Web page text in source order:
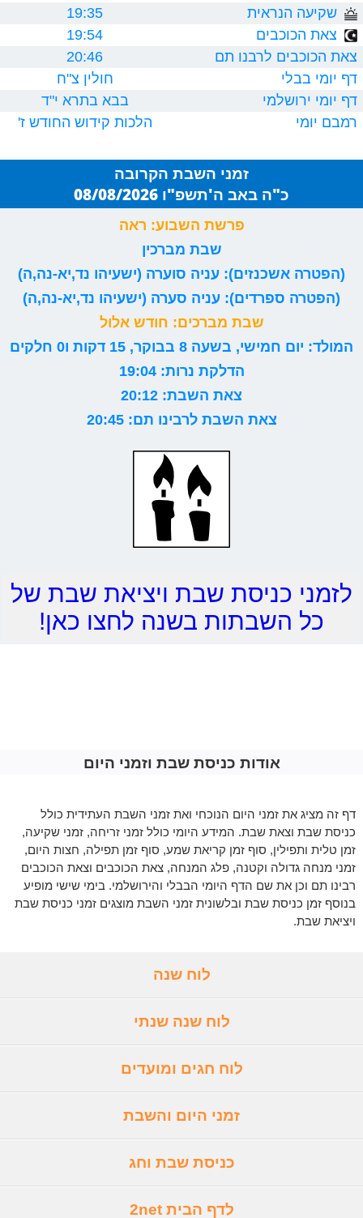
שקיעה הנראית
19:35
צאת הכוכבים
19:54
צאת הכוכבים לרבנו תם
20:46
דף יומי בבלי
חולין צ"ח
דף יומי ירושלמי
בבא בתרא י"ד
רמבם יומי
הלכות קידוש החודש ז'
זמני השבת הקרובה
כ"ה באב ה'תשפ"ו 08/08/2026
פרשת השבוע: ראה
שבת מברכין
(הפטרה אשכנזים): עניה סוערה (ישעיהו נד,יא-נה,ה)
(הפטרה ספרדים): עניה סערה (ישעיהו נד,יא-נה,ה)
שבת מברכים: חודש אלול
המולד: יום חמישי, בשעה 8 בבוקר, 15 דקות ו0 חלקים
הדלקת נרות: 19:04
צאת השבת: 20:12
צאת השבת לרבינו תם: 20:45
לזמני כניסת שבת ויציאת שבת של
כל השבתות בשנה לחצו כאן!
אודות כניסת שבת וזמני היום
דף זה מציג את זמני היום הנוכחי ואת זמני השבת העתידית כולל
כניסת שבת וצאת שבת. המידע היומי כולל זמני זריחה, זמני שקיעה,
זמן טלית ותפילין, סוף זמן קריאת שמע, סוף זמן תפילה, חצות היום,
זמני מנחה גדולה וקטנה, פלג המנחה, צאת הכוכבים וצאת הכוכבים
רבינו תם וכן את שם הדף היומי הבבלי והירושלמי. בימי שישי מופיע
בנוסף זמן כניסת שבת ובלשונית זמני השבת מוצגים זמני כניסת שבת
ויציאת שבת.
לוח שנה
לוח שנה שנתי
לוח חגים ומועדים
זמני היום והשבת
כניסת שבת וחג
לדף הבית 2net